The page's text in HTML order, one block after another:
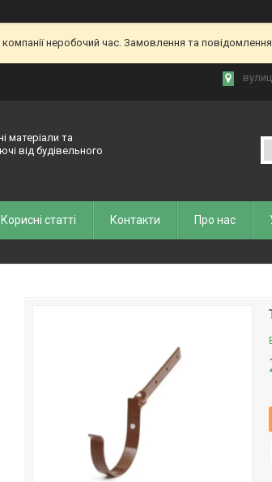
компанії неробочий час. Замовлення та
матеріали та
від будівельного
Корисні статті Контакти Про нас